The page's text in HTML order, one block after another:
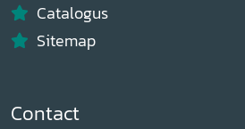
Catalogus
Sitemap
Contact